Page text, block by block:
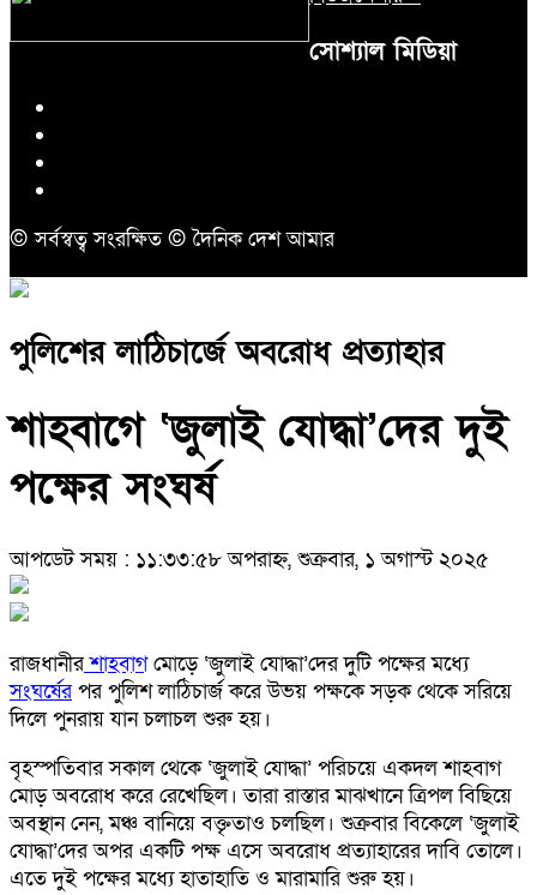
সোশ্যাল মিডিয়া
© সর্বস্বত্ব সংরক্ষিত © দৈনিক দেশ আমার
পুলিশের লাঠিচার্জে অবরোধ প্রত্যাহার
শাহবাগে ‘জুলাই যোদ্ধা’দের দুই
পক্ষের সংঘর্ষ
আপডেট সময় : ১১:৩৩:৫৮ অপরাহ্ন, শুক্রবার, ১ অগাস্ট ২০২৫
রাজধানীরশাহবাগমোড়ে ‘জুলাই যোদ্ধা’দের দুটি পক্ষের মধ্যে
সংঘর্ষেরপর পুলিশ লাঠিচার্জ করে উভয় পক্ষকে সড়ক থেকে সরিয়ে
দিলে পুনরায় যান চলাচল শুরু হয়।
বৃহস্পতিবার সকাল থেকে ‘জুলাই যোদ্ধা’ পরিচয়ে একদল শাহবাগ
মোড় অবরোধ করে রেখেছিল। তারা রাস্তার মাঝখানে ত্রিপল বিছিয়ে
অবস্থান নেন, মঞ্চ বানিয়ে বক্তৃতাও চলছিল। শুক্রবার বিকেলে ‘জুলাই
যোদ্ধা’দের অপর একটি পক্ষ এসে অবরোধ প্রত্যাহারের দাবি তোলে।
এতে দুই পক্ষের মধ্যে হাতাহাতি ও মারামারি শুরু হয়।